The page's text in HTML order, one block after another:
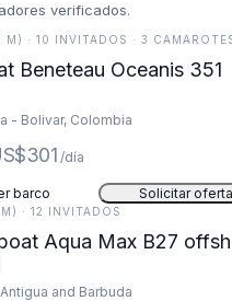
verificados.
M) · 10 INVITADOS · 3
Beneteau Oceanis 351
- Bolivar, Colombia
/día
barco Solicitar oferta
· 12 INVITADOS
Aqua Max B27
and Barbuda